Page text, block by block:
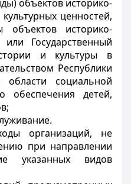
объектов историко-
ценностей,
объектов историко-
или Государственный
и культуры в
Республики
социальной
обеспечения детей,
организаций, не
при направлении
указанных видов